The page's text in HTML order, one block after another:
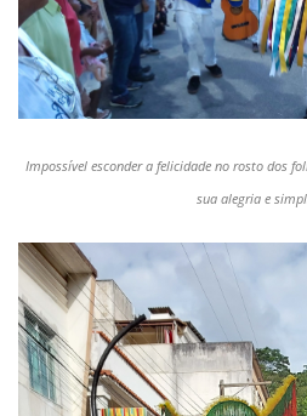
Impossível esconder a felicidade no rosto dos
sua alegria e